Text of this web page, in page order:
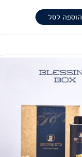
הוספה לסל